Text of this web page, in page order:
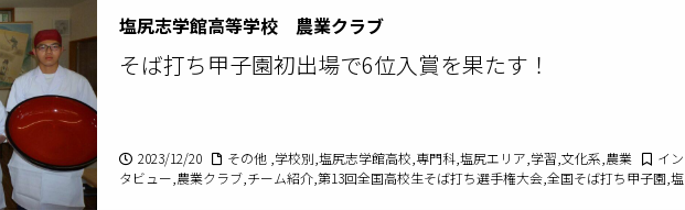
塩尻志学館高等学校 農業クラブ
そば打ち甲子園初出場で6位入賞を果たす！
2023/12/20 その他 ,学校別,塩尻志学館高校,専門科,塩尻エリア,学習,文化系,農業
イン
タビュー,農業クラブ,チーム紹介,第13回全国高校生そば打ち選手権大会,全国そば打ち甲子園,塩